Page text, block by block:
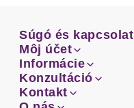
Súgó és kapcsolat
Email
Facebook
Súgó és kapcsolat
Email
Facebook
Môj účet
Prehľad objednávok
Môj účet
Prehľad objednávok
Informácie
Doprava
Informácie
Doprava
Konzultáció
Sprievodca-veľkosťami
Konzultáció
Kontakt
Kontakt